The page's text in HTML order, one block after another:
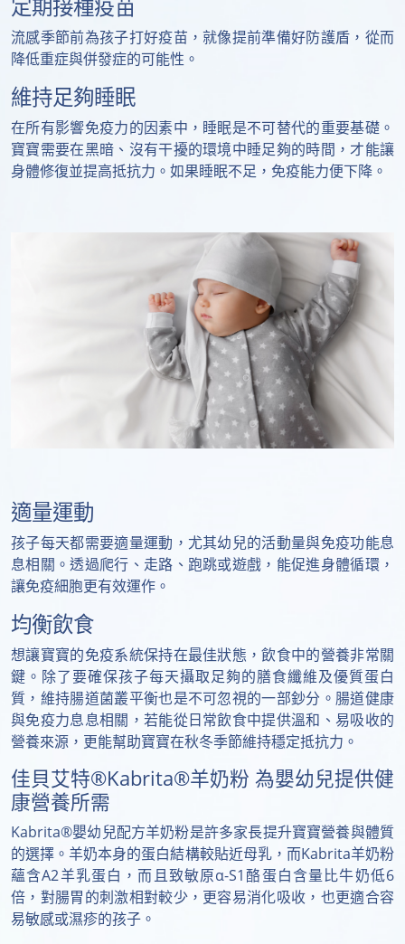
定期接種疫苗
流感季節前為孩子打好疫苗，就像提前準備好防護盾，從而
降低重症與併發症的可能性。
維持足夠睡眠
在所有影響免疫力的因素中，睡眠是不可替代的重要基礎。
寶寶需要在黑暗、沒有干擾的環境中睡足夠的時間，才能讓
身體修復並提高抵抗力。如果睡眠不足，免疫能力便下降。
適量運動
孩子每天都需要適量運動，尤其幼兒的活動量與免疫功能息
息相關。透過爬行、走路、跑跳或遊戲，能促進身體循環，
讓免疫細胞更有效運作。
均衡飲食
想讓寶寶的免疫系統保持在最佳狀態，飲食中的營養非常關
鍵。除了要確保孩子每天攝取足夠的膳食纖維及優質蛋白
質，維持腸道菌叢平衡也是不可忽視的一部鈔分。腸道健康
與免疫力息息相關，若能從日常飲食中提供溫和、易吸收的
營養來源，更能幫助寶寶在秋冬季節維持穩定抵抗力。
佳貝艾特®Kabrita®羊奶粉 為嬰幼兒提供健
康營養所需
Kabrita®嬰幼兒配方羊奶粉是許多家長提升寶寶營養與體質
的選擇。羊奶本身的蛋白結構較貼近母乳，而Kabrita羊奶粉
蘊含A2羊乳蛋白，而且致敏原α-S1酪蛋白含量比牛奶低6
倍，對腸胃的刺激相對較少，更容易消化吸收，也更適合容
易敏感或濕疹的孩子。